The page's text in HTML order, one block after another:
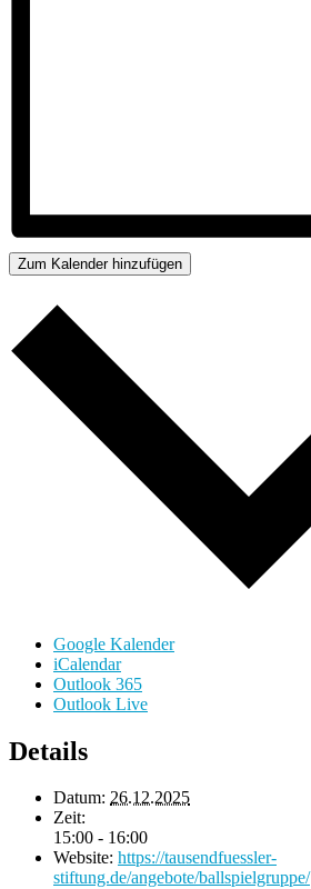
Zum Kalender hinzufügen
Google Kalender
iCalendar
Outlook 365
Outlook Live
Details
Datum: 26.12.2025
Zeit:
15:00 - 16:00
Website: https://tausendfuessler-
stiftung.de/angebote/ballspielgruppe/